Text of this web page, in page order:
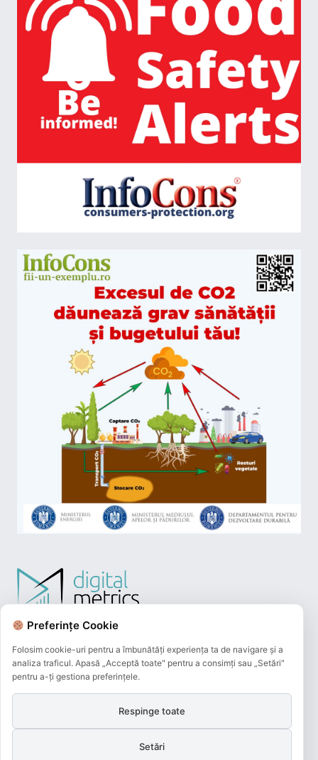
Plățile online efectuate pe acest site
sunt procesate de către Netopia Payments
și beneficiază de 3D-Secure.
Preferințe Cookie
Folosim cookie-uri pentru a îmbunătăți experiența ta de navigare și a
analiza traficul. Apasă „Acceptă toate" pentru a consimți sau „Setări"
pentru a-ți gestiona preferințele.
Respinge toate
Setări